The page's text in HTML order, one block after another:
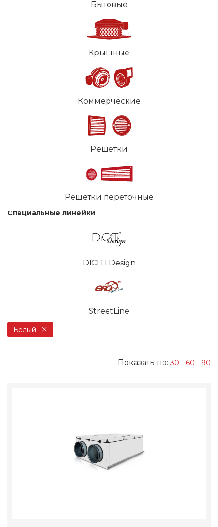
Бытовые
Крышные
Коммерческие
Решетки
Решетки переточные
Специальные линейки
DICITI Design
StreetLine
Белый
Показать по:30 60 90